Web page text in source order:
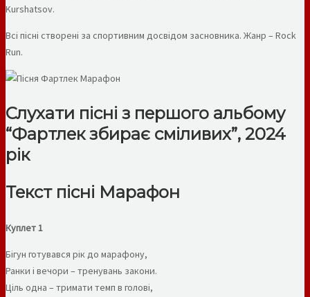
Kurshatsov.
Всі пісні створені за спортивним досвідом засновника. Жанр – Rock
Run.
Слухати пісні з першого альбому
“Фартлек збирає сміливих”, 2024
рік
Текст пісні Марафон
Куплет 1
Бігун готувався рік до марафону,
Ранки і вечори – тренувань закони.
Ціль одна – тримати темп в голові,